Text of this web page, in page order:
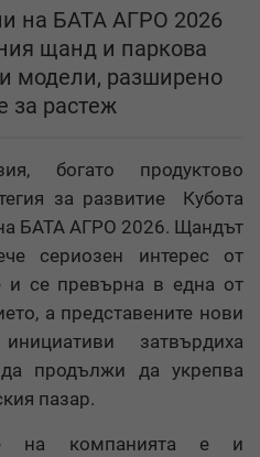
на БАТА АГРО 2026
щанд и паркова
модели, разширено
за растеж
богато продуктово
за развитие Кубота
БАТА АГРО 2026. Щандът
сериозен интерес от
и се превърна в една от
а представените нови
затвърдиха
продължи да укрепва
пазар.
на компанията е и